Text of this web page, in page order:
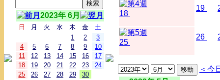
2023年 6月
日 月 火 水 木 金
土
1
2
3
4
5 6 7 8 9
10
11
12 13 14 15 16
17
18
19 20 21 22 23
24
25
26 27 28 29
30
18
19
25
26
＜今